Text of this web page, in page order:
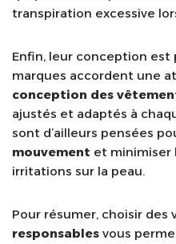
transpiration excessive
Enfin, leur conception est
marques accordent une
conception des
ajustés et adaptés à
sont d’ailleurs pensées
mouvement et
irritations sur la peau.
Pour résumer, choisir des
responsables vous